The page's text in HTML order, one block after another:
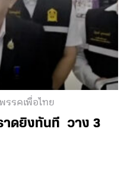
รรคเพื่อไทย
าดยิงทันที วาง 3